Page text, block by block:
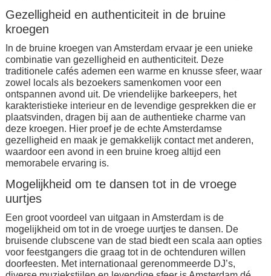
Gezelligheid en authenticiteit in de bruine
kroegen
In de bruine kroegen van Amsterdam ervaar je een unieke
combinatie van gezelligheid en authenticiteit. Deze
traditionele cafés ademen een warme en knusse sfeer, waar
zowel locals als bezoekers samenkomen voor een
ontspannen avond uit. De vriendelijke barkeepers, het
karakteristieke interieur en de levendige gesprekken die er
plaatsvinden, dragen bij aan de authentieke charme van
deze kroegen. Hier proef je de echte Amsterdamse
gezelligheid en maak je gemakkelijk contact met anderen,
waardoor een avond in een bruine kroeg altijd een
memorabele ervaring is.
Mogelijkheid om te dansen tot in de vroege
uurtjes
Een groot voordeel van uitgaan in Amsterdam is de
mogelijkheid om tot in de vroege uurtjes te dansen. De
bruisende clubscene van de stad biedt een scala aan opties
voor feestgangers die graag tot in de ochtenduren willen
doorfeesten. Met internationaal gerenommeerde DJ’s,